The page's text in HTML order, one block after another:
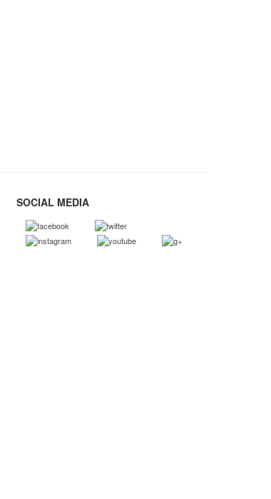
SOCIAL MEDIA